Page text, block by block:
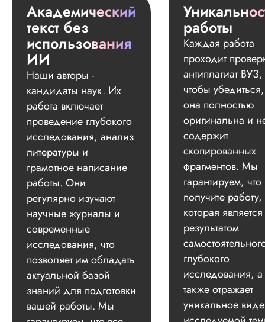
Академический
текст без
использования
ИИ
Наши авторы -
кандидаты наук. Их
работа включает
проведение глубокого
исследования, анализ
литературы и
грамотное написание
работы. Они
регулярно изучают
научные журналы и
современные
исследования, что
позволяет им обладать
актуальной базой
знаний для подготовки
вашей работы. Мы
работы
Каждая работа
проходит
антиплагиат ВУЗ,
чтобы
она полностью
оригинальна и
содержит
скопированных
фрагментов. Мы
гарантируем,
получите работу,
которая является
результатом
глубокого
исследования, а
также отражает
уникальное